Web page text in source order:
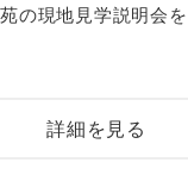
の現地見学説明会
詳細を見る